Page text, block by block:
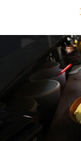
HOME
ABOUT
BRAND